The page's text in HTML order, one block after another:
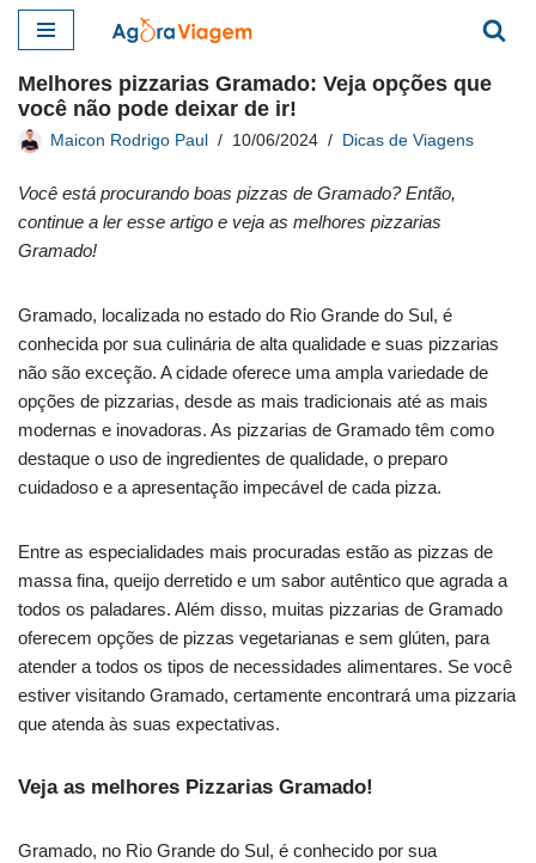
para
o
conteúdo
Melhores pizzarias Gramado: Veja opções que
você não pode deixar de ir!
Maicon Rodrigo Paul 10/06/2024 Dicas de Viagens
Você está procurando boas pizzas de Gramado? Então,
continue a ler esse artigo e veja as melhores pizzarias
Gramado!
Gramado, localizada no estado do Rio Grande do Sul, é
conhecida por sua culinária de alta qualidade e suas pizzarias
não são exceção. A cidade oferece uma ampla variedade de
opções de pizzarias, desde as mais tradicionais até as mais
modernas e inovadoras. As pizzarias de Gramado têm como
destaque o uso de ingredientes de qualidade, o preparo
cuidadoso e a apresentação impecável de cada pizza.
Entre as especialidades mais procuradas estão as pizzas de
massa fina, queijo derretido e um sabor autêntico que agrada a
todos os paladares. Além disso, muitas pizzarias de Gramado
oferecem opções de pizzas vegetarianas e sem glúten, para
atender a todos os tipos de necessidades alimentares. Se você
estiver visitando Gramado, certamente encontrará uma pizzaria
que atenda às suas expectativas.
Veja as melhores Pizzarias Gramado!
Gramado, no Rio Grande do Sul, é conhecido por sua